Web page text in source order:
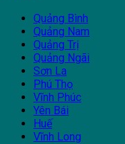
Quảng Bình
Quảng Nam
Quảng Trị
Quảng Ngãi
Sơn La
Phú Thọ
Vĩnh Phúc
Yên Bái
Huế
Vĩnh Long